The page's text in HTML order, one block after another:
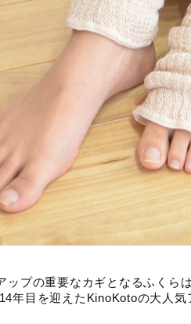
ップの重要なカギとなるふく
年目を迎えたKinoKotoの大人気